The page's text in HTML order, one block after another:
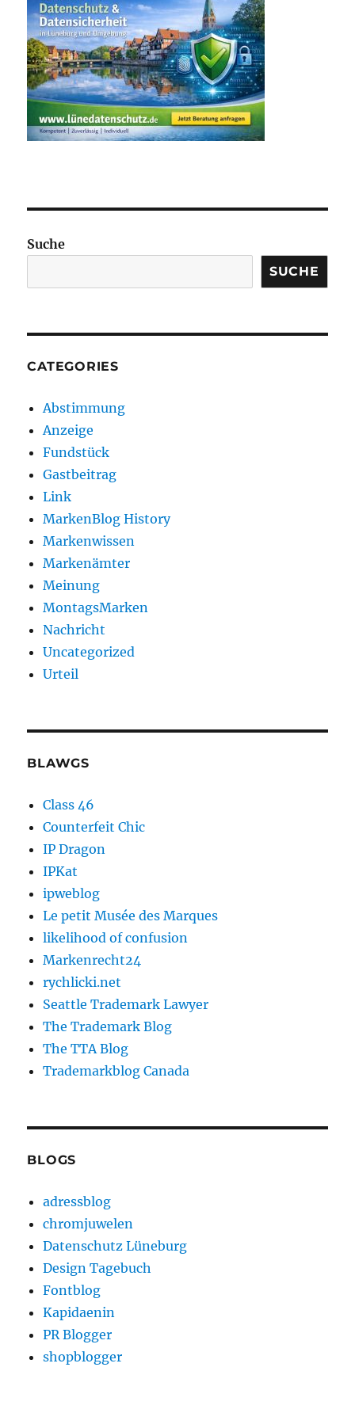
Suche
SUCHE
CATEGORIES
Abstimmung
Anzeige
Fundstück
Gastbeitrag
Link
MarkenBlog History
Markenwissen
Markenämter
Meinung
MontagsMarken
Nachricht
Uncategorized
Urteil
BLAWGS
Class 46
Counterfeit Chic
IP Dragon
IPKat
ipweblog
Le petit Musée des Marques
likelihood of confusion
Markenrecht24
rychlicki.net
Seattle Trademark Lawyer
The Trademark Blog
The TTA Blog
Trademarkblog Canada
BLOGS
adressblog
chromjuwelen
Datenschutz Lüneburg
Design Tagebuch
Fontblog
Kapidaenin
PR Blogger
shopblogger